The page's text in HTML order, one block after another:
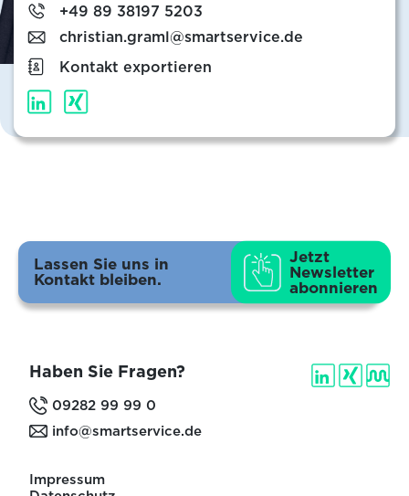
+49 89 38197 5203
christian.graml@smartservice.de
Kontakt exportieren
Lassen Sie uns in
Kontakt bleiben.
Jetzt
Newsletter
abonnieren
Haben Sie Fragen?
09282 99 99 0
info@smartservice.de
Impressum